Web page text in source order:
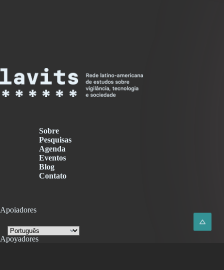
Sobre
Pesquisas
Agenda
Eventos
Blog
Contato
Apoiadores
Apoyadores